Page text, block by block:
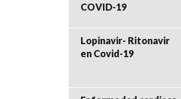
COVID-19
Lopinavir- Ritonavir
en Covid-19